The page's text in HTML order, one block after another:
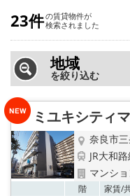
積水ハウス Sha
市)
積水ハウス Sha
路線·駅から探す
地域から探す
地図から探す
23件の賃貸物件が
検索されました
地域
を絞り込む
ミユキシティ
奈良市
JR大和
マンシ
階 家賃/